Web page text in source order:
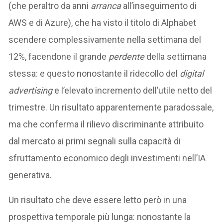
(che peraltro da anni arrancaall’inseguimento di
AWS e di Azure), che ha visto il titolo di Alphabet
scendere complessivamente nella settimana del
12%, facendone il grande perdentedella settimana
stessa: e questo nonostante il ridecollo del digital
advertisinge l’elevato incremento dell’utile netto del
trimestre. Un risultato apparentemente paradossale,
ma che conferma il rilievo discriminante attribuito
dal mercato ai primi segnali sulla capacità di
sfruttamento economico degli investimenti nell’IA
generativa.
Un risultato che deve essere letto però in una
prospettiva temporale più lunga: nonostante la